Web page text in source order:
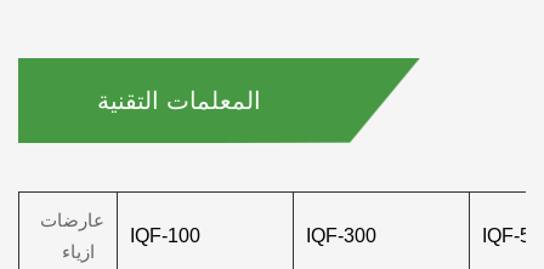
المعلمات التقنية
عارضات
ازياء
IQF-100 IQF-300 IQF-